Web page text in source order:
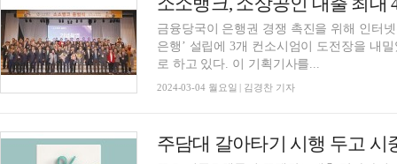
금융당국이 은행권 경쟁 촉진을 위해 인터
은행’ 설립에 3개 컨소시엄이 도전장을 내
로 하고 있다. 이 기획기사를...
2024-03-04 월요일 | 김경찬 기자